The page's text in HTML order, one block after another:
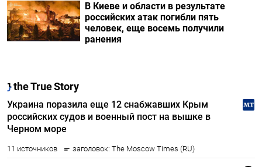
В Киеве и области в результате
российских атак погибли пять
человек, еще восемь получили
ранения